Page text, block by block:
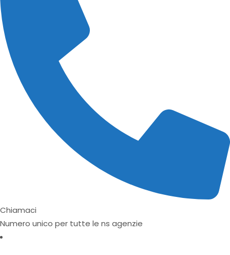
Chiamaci
Numero unico per tutte le ns agenzie